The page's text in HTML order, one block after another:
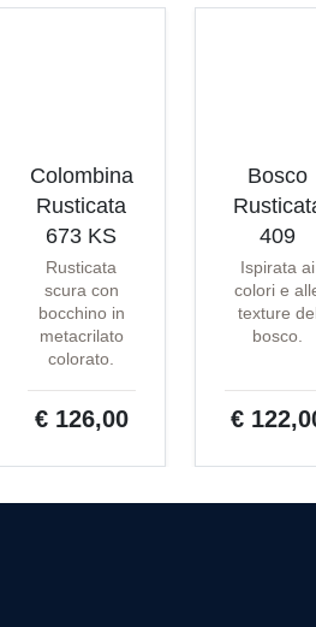
Colombina
Rusticata
673 KS
Rusticata
scura con
bocchino in
metacrilato
colorato.
€ 126,00
Bosco
409
Ispirata ai
colori e
texture
bosco.
€